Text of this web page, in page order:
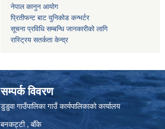
नेपाल कानुन आयोग
प्रितीफन्ट बाट युनिकोड कन्भर्टर
सूचना प्रविधि सम्बन्धि जानकारीको लागि
रास्ट्रिय सतर्कता केन्द्र
सम्पर्क विवरण
डुडुवा गाउँपालिका गाउँ कार्यपालिकाको कार्यालय
बनकट्टी , बाँके